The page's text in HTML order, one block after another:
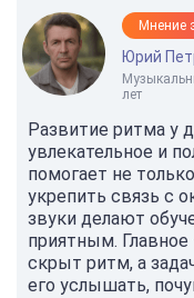
Мнение
Юрий
лет
Развитие ритма у
увлекательное и
помогает не
укрепить связь с
звуки делают
приятным.
скрыт ритм, а
его услышать,